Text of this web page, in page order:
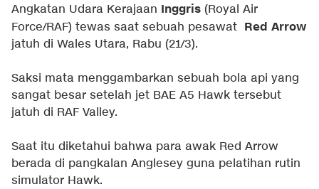
Angkatan Udara Kerajaan Inggris (Royal Air
Force/RAF) tewas saat sebuah pesawat Red Arrow
jatuh di Wales Utara, Rabu (21/3).
Saksi mata menggambarkan sebuah bola api yang
sangat besar setelah jet BAE A5 Hawk tersebut
jatuh di RAF Valley.
Saat itu diketahui bahwa para awak Red Arrow
berada di pangkalan Anglesey guna pelatihan rutin
simulator Hawk.